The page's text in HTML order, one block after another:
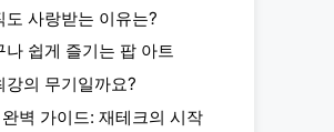
도 사랑받는 이유는?
나 쉽게 즐기는 팝 아트
강의 무기일까요?
벽 가이드: 재테크의 시작